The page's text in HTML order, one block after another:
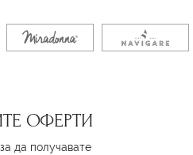
ОФЕРТИ
да получавате